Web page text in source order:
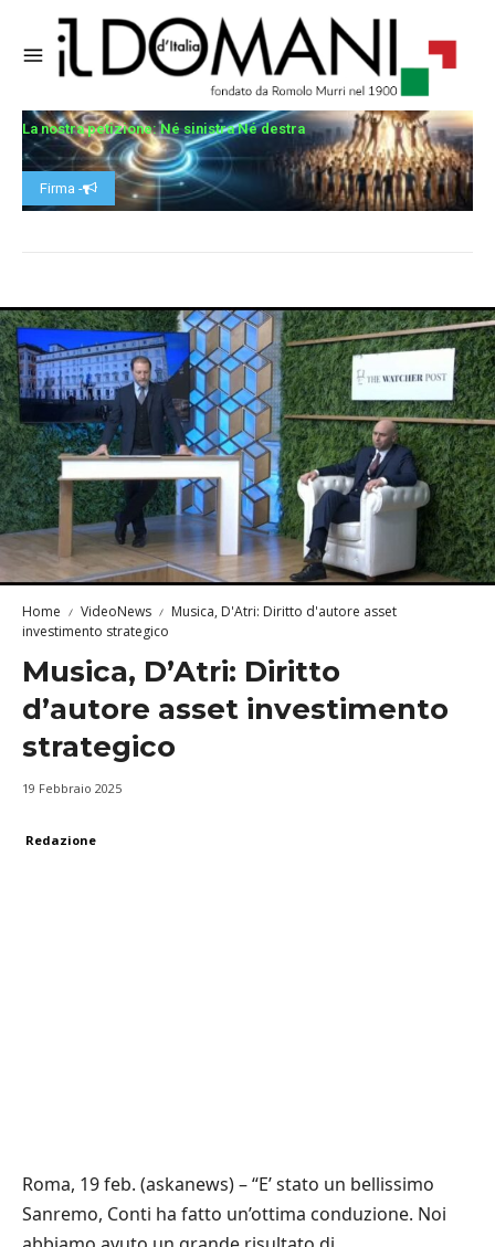
La nostra petizione: Né sinistra Né destra
Firma -
Home VideoNews
Musica, D'Atri: Diritto d'autore asset
investimento strategico
Musica, D’Atri: Diritto
d’autore asset investimento
strategico
19 Febbraio 2025
Redazione
Roma, 19 feb. (askanews) – “E’ stato un bellissimo
Sanremo, Conti ha fatto un’ottima conduzione. Noi